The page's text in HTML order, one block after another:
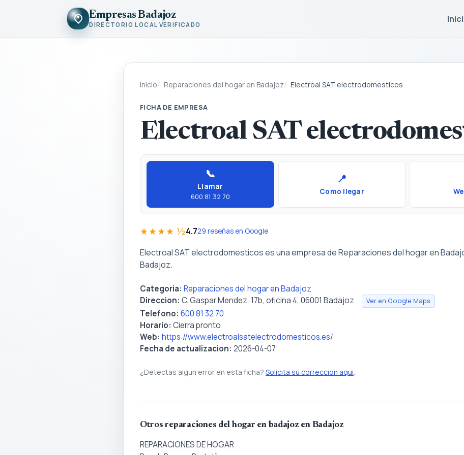
Empresas Badajoz
DIRECTORIO LOCAL VERIFICADO
Inicio Reparaciones del hogar en Badajoz Electroal SAT electrodomesticos
FICHA DE EMPRESA
Electroal SAT
📞
Llamar
600 81 32 70
📍
Como llegar
★★★★ ½4.729 reseñas en Google
Electroal SAT electrodomesticos es una empresa de Reparaciones del hogar en
Badajoz.
Categoria: Reparaciones del hogar en Badajoz
Direccion: C. Gaspar Mendez, 17b, oficina 4, 06001 Badajoz Ver en Google Maps
Telefono: 600 81 32 70
Horario: Cierra pronto
Web: https://www.electroalsatelectrodomesticos.es/
Fecha de actualizacion: 2026-04-07
¿Detectas algun error en esta ficha? Solicita su correccion aqui
Otros reparaciones del hogar en badajoz en Badajoz
REPARACIONES DE HOGAR